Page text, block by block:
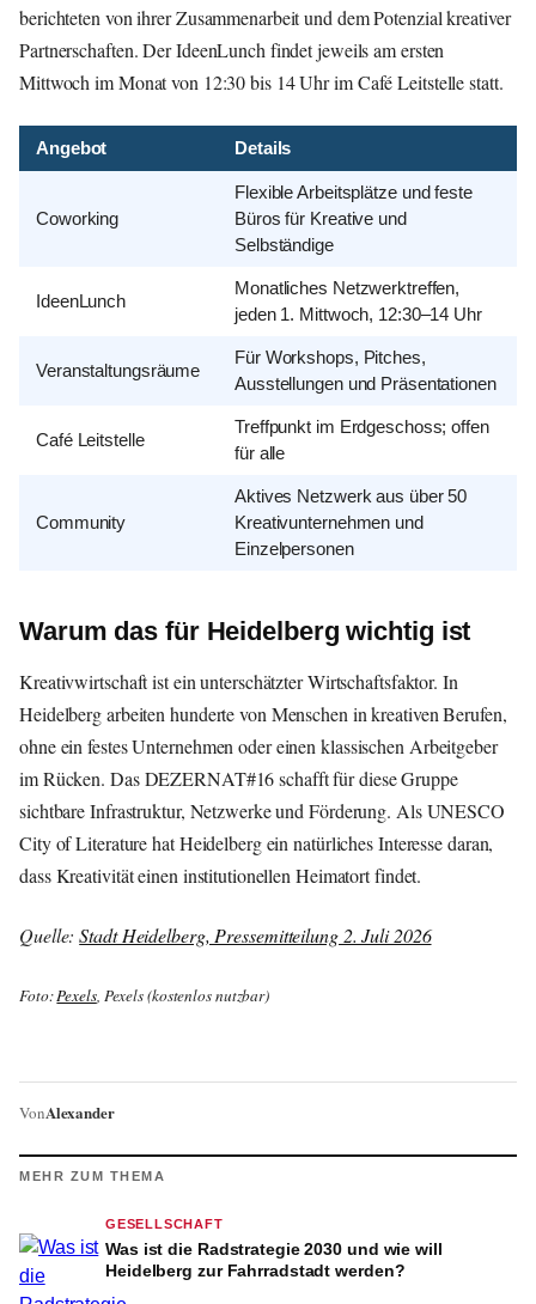
berichteten von ihrer Zusammenarbeit und dem Potenzial kreativer
Partnerschaften. Der IdeenLunch findet jeweils am ersten
Mittwoch im Monat von 12:30 bis 14 Uhr im Café Leitstelle statt.
Angebot Details
Coworking
Flexible Arbeitsplätze und feste
Büros für Kreative und
Selbständige
IdeenLunch
Monatliches Netzwerktreffen,
jeden 1. Mittwoch, 12:30–14 Uhr
Veranstaltungsräume
Für Workshops, Pitches,
Ausstellungen und Präsentationen
Café Leitstelle
Treffpunkt im Erdgeschoss; offen
für alle
Community
Aktives Netzwerk aus über 50
Kreativunternehmen und
Einzelpersonen
Warum das für Heidelberg wichtig ist
Kreativwirtschaft ist ein unterschätzter Wirtschaftsfaktor. In
Heidelberg arbeiten hunderte von Menschen in kreativen Berufen,
ohne ein festes Unternehmen oder einen klassischen Arbeitgeber
im Rücken. Das DEZERNAT#16 schafft für diese Gruppe
sichtbare Infrastruktur, Netzwerke und Förderung. Als UNESCO
City of Literature hat Heidelberg ein natürliches Interesse daran,
dass Kreativität einen institutionellen Heimatort findet.
Quelle:Stadt Heidelberg, Pressemitteilung 2. Juli 2026
Foto:Pexels, Pexels (kostenlos nutzbar)
VonAlexander
MEHR ZUM THEMA
GESELLSCHAFT
Was ist die Radstrategie 2030 und wie will
Heidelberg zur Fahrradstadt werden?